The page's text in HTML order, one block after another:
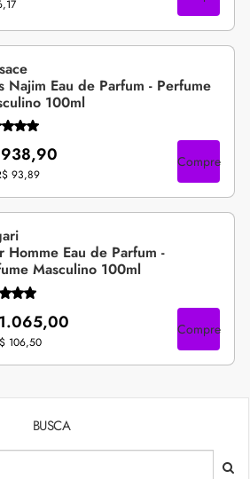
Najim Eau de Parfum - Perfume
100ml
938,90
93,89
Compre
Homme Eau de Parfum -
Masculino 100ml
106,50
Compre
BUSCA